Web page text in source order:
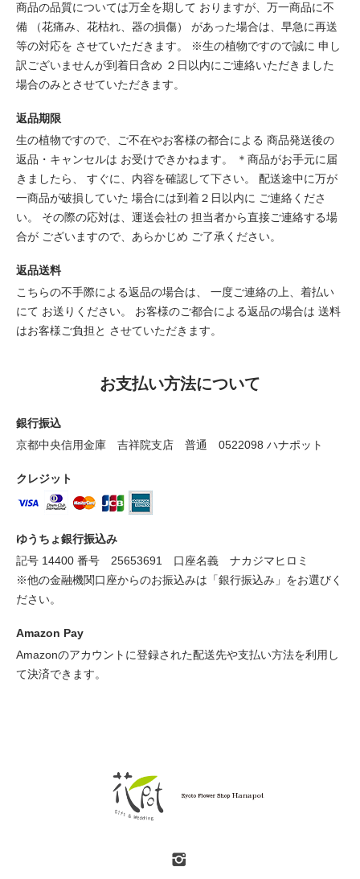
商品の品質については万全を期して おりますが、万一商品に不
備 （花痛み、花枯れ、器の損傷） があった場合は、早急に再送
等の対応を させていただきます。 ※生の植物ですので誠に 申し
訳ございませんが到着日含め ２日以内にご連絡いただきました
場合のみとさせていただきます。
返品期限
生の植物ですので、ご不在やお客様の都合による 商品発送後の
返品・キャンセルは お受けできかねます。 ＊商品がお手元に届
きましたら、 すぐに、内容を確認して下さい。 配送途中に万が
一商品が破損していた 場合には到着２日以内に ご連絡くださ
い。 その際の応対は、運送会社の 担当者から直接ご連絡する場
合が ございますので、あらかじめ ご了承ください。
返品送料
こちらの不手際による返品の場合は、 一度ご連絡の上、着払い
にて お送りください。 お客様のご都合による返品の場合は 送料
はお客様ご負担と させていただきます。
お支払い方法について
銀行振込
京都中央信用金庫 吉祥院支店 普通 0522098 ハナポット
クレジット
ゆうちょ銀行振込み
記号 14400 番号 25653691 口座名義 ナカジマヒロミ
※他の金融機関口座からのお振込みは「銀行振込み」をお選びく
ださい。
Amazon Pay
Amazonのアカウントに登録された配送先や支払い方法を利用し
て決済できます。